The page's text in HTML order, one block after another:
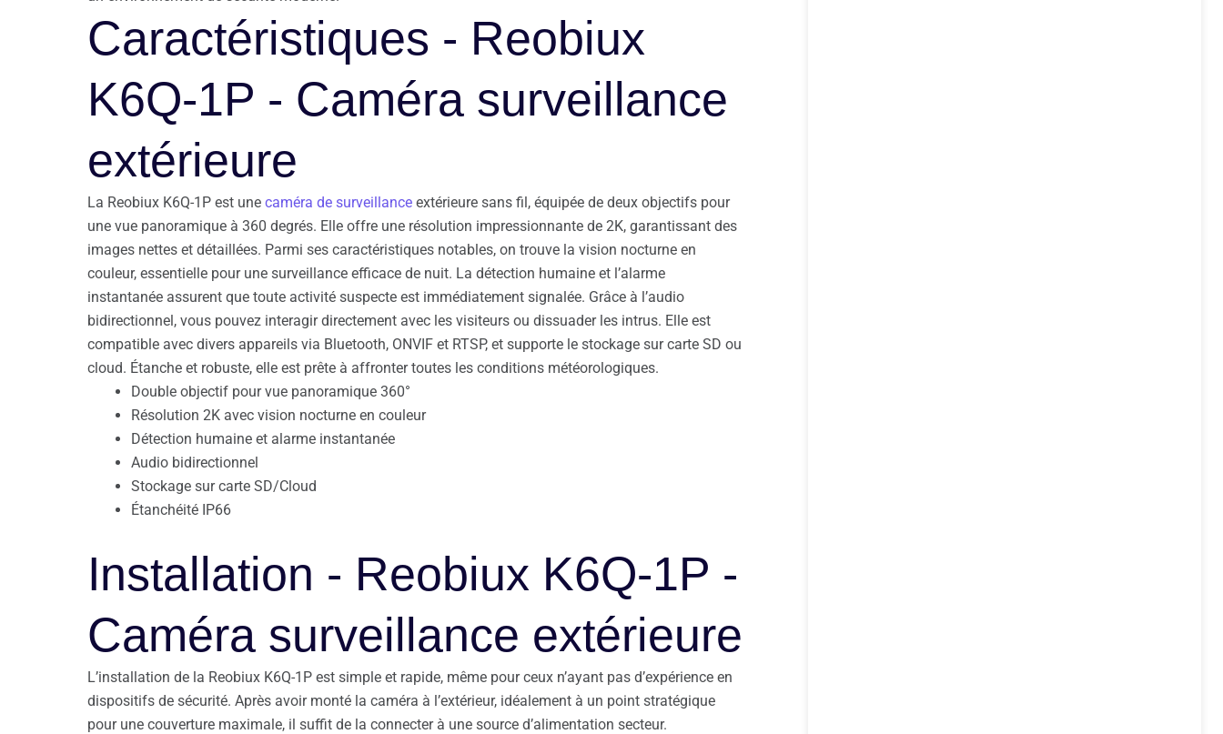
Caractéristiques - Reobiux
K6Q-1P - Caméra surveillance
extérieure
La Reobiux K6Q-1P est une caméra de surveillance extérieure sans fil, équipée de deux objectifs pour
une vue panoramique à 360 degrés. Elle offre une résolution impressionnante de 2K, garantissant des
images nettes et détaillées. Parmi ses caractéristiques notables, on trouve la vision nocturne en
couleur, essentielle pour une surveillance efficace de nuit. La détection humaine et l’alarme
instantanée assurent que toute activité suspecte est immédiatement signalée. Grâce à l’audio
bidirectionnel, vous pouvez interagir directement avec les visiteurs ou dissuader les intrus. Elle est
compatible avec divers appareils via Bluetooth, ONVIF et RTSP, et supporte le stockage sur carte SD ou
cloud. Étanche et robuste, elle est prête à affronter toutes les conditions météorologiques.
Double objectif pour vue panoramique 360°
Résolution 2K avec vision nocturne en couleur
Détection humaine et alarme instantanée
Audio bidirectionnel
Stockage sur carte SD/Cloud
Étanchéité IP66
Installation - Reobiux K6Q-1P -
Caméra surveillance extérieure
L’installation de la Reobiux K6Q-1P est simple et rapide, même pour ceux n’ayant pas d’expérience en
dispositifs de sécurité. Après avoir monté la caméra à l’extérieur, idéalement à un point stratégique
pour une couverture maximale, il suffit de la connecter à une source d’alimentation secteur.